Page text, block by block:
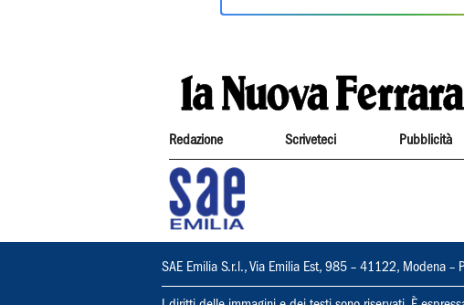
Redazione Scriveteci Pubblicità
SAE Emilia S.r.l., Via Emilia Est, 985 – 41122, Modena